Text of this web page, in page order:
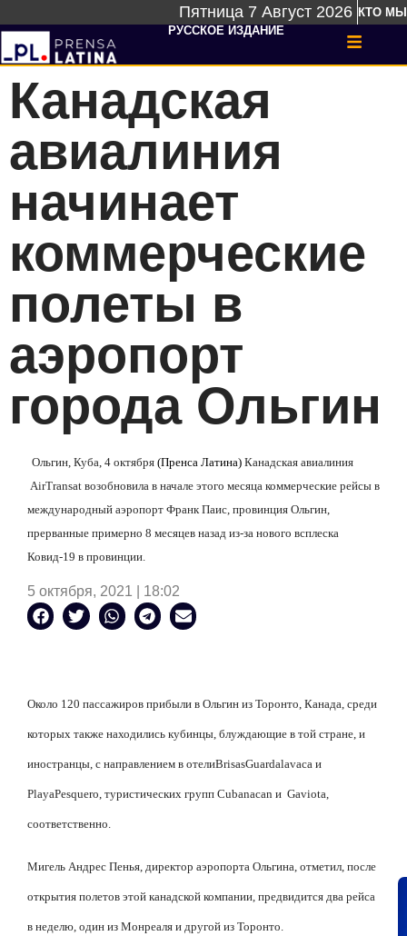
Пятница 7 Август 2026 КТО МЫ
РУССКОЕ ИЗДАНИЕ
Канадская
авиалиния
начинает
коммерческие
полеты в
аэропорт
города Ольгин
Ольгин, Куба, 4 октября (Пренса Латина) Канадская авиалиния
AirTransat возобновила в начале этого месяца коммерческие рейсы в
международный аэропорт Франк Паис, провинция Ольгин,
прерванные примерно 8 месяцев назад из-за нового всплеска
Ковид-19 в провинции.
5 октября, 2021 | 18:02
Около 120 пассажиров прибыли в Ольгин из Торонто, Канада, среди
которых также находились кубинцы, блуждающие в той стране, и
иностранцы, с направлением в отелиBrisasGuardalavaca и
PlayaPesquero, туристических групп Cubanacan и Gaviota,
соответственно.
Мигель Андрес Пенья, директор аэропорта Ольгина, отметил, после
открытия полетов этой канадской компании, предвидится два рейса
в неделю, один из Монреаля и другой из Торонто.